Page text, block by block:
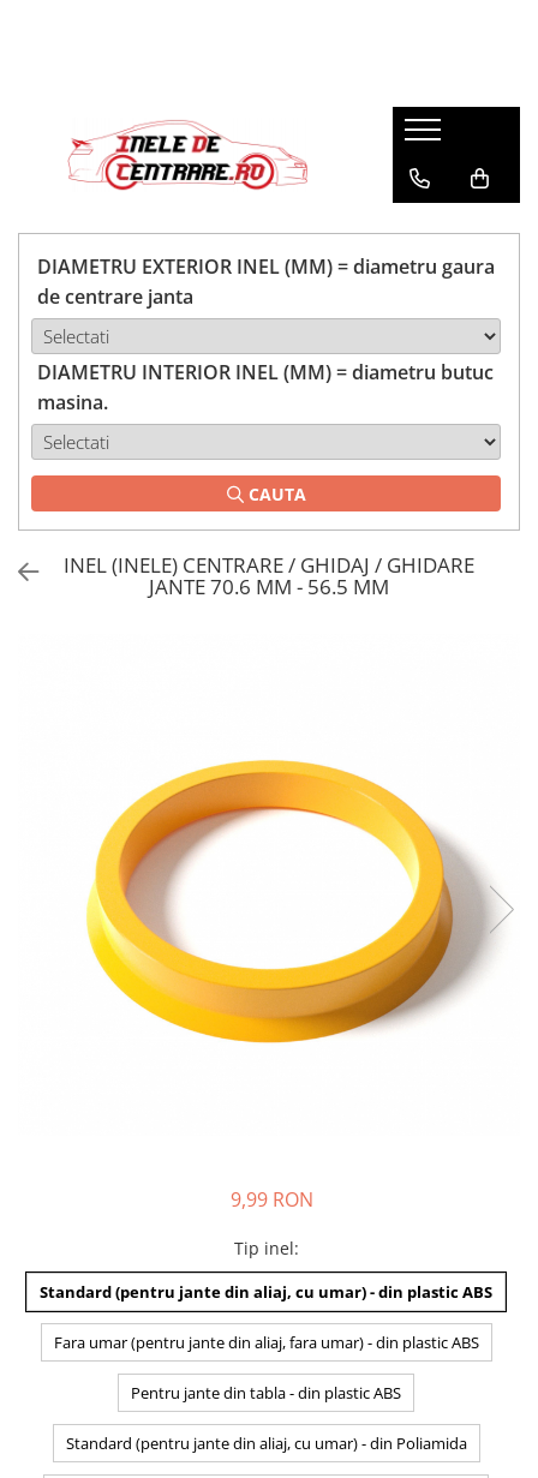
DIAMETRU EXTERIOR INEL (MM) = diametru gaura
de centrare janta
DIAMETRU INTERIOR INEL (MM) = diametru butuc
masina.
CAUTA
INEL (INELE) CENTRARE / GHIDAJ / GHIDARE
JANTE 70.6 MM - 56.5 MM
9,99 RON
Tip inel:
Standard (pentru jante din aliaj, cu umar) - din plastic ABS
Fara umar (pentru jante din aliaj, fara umar) - din plastic ABS
Pentru jante din tabla - din plastic ABS
Standard (pentru jante din aliaj, cu umar) - din Poliamida